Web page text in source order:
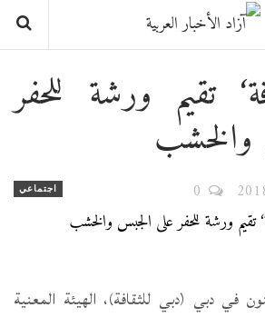
تقيم ورشة للحفر
والخشب
اجتماعي
في دبي (دبي للثقافة)، الهيئة المعنية